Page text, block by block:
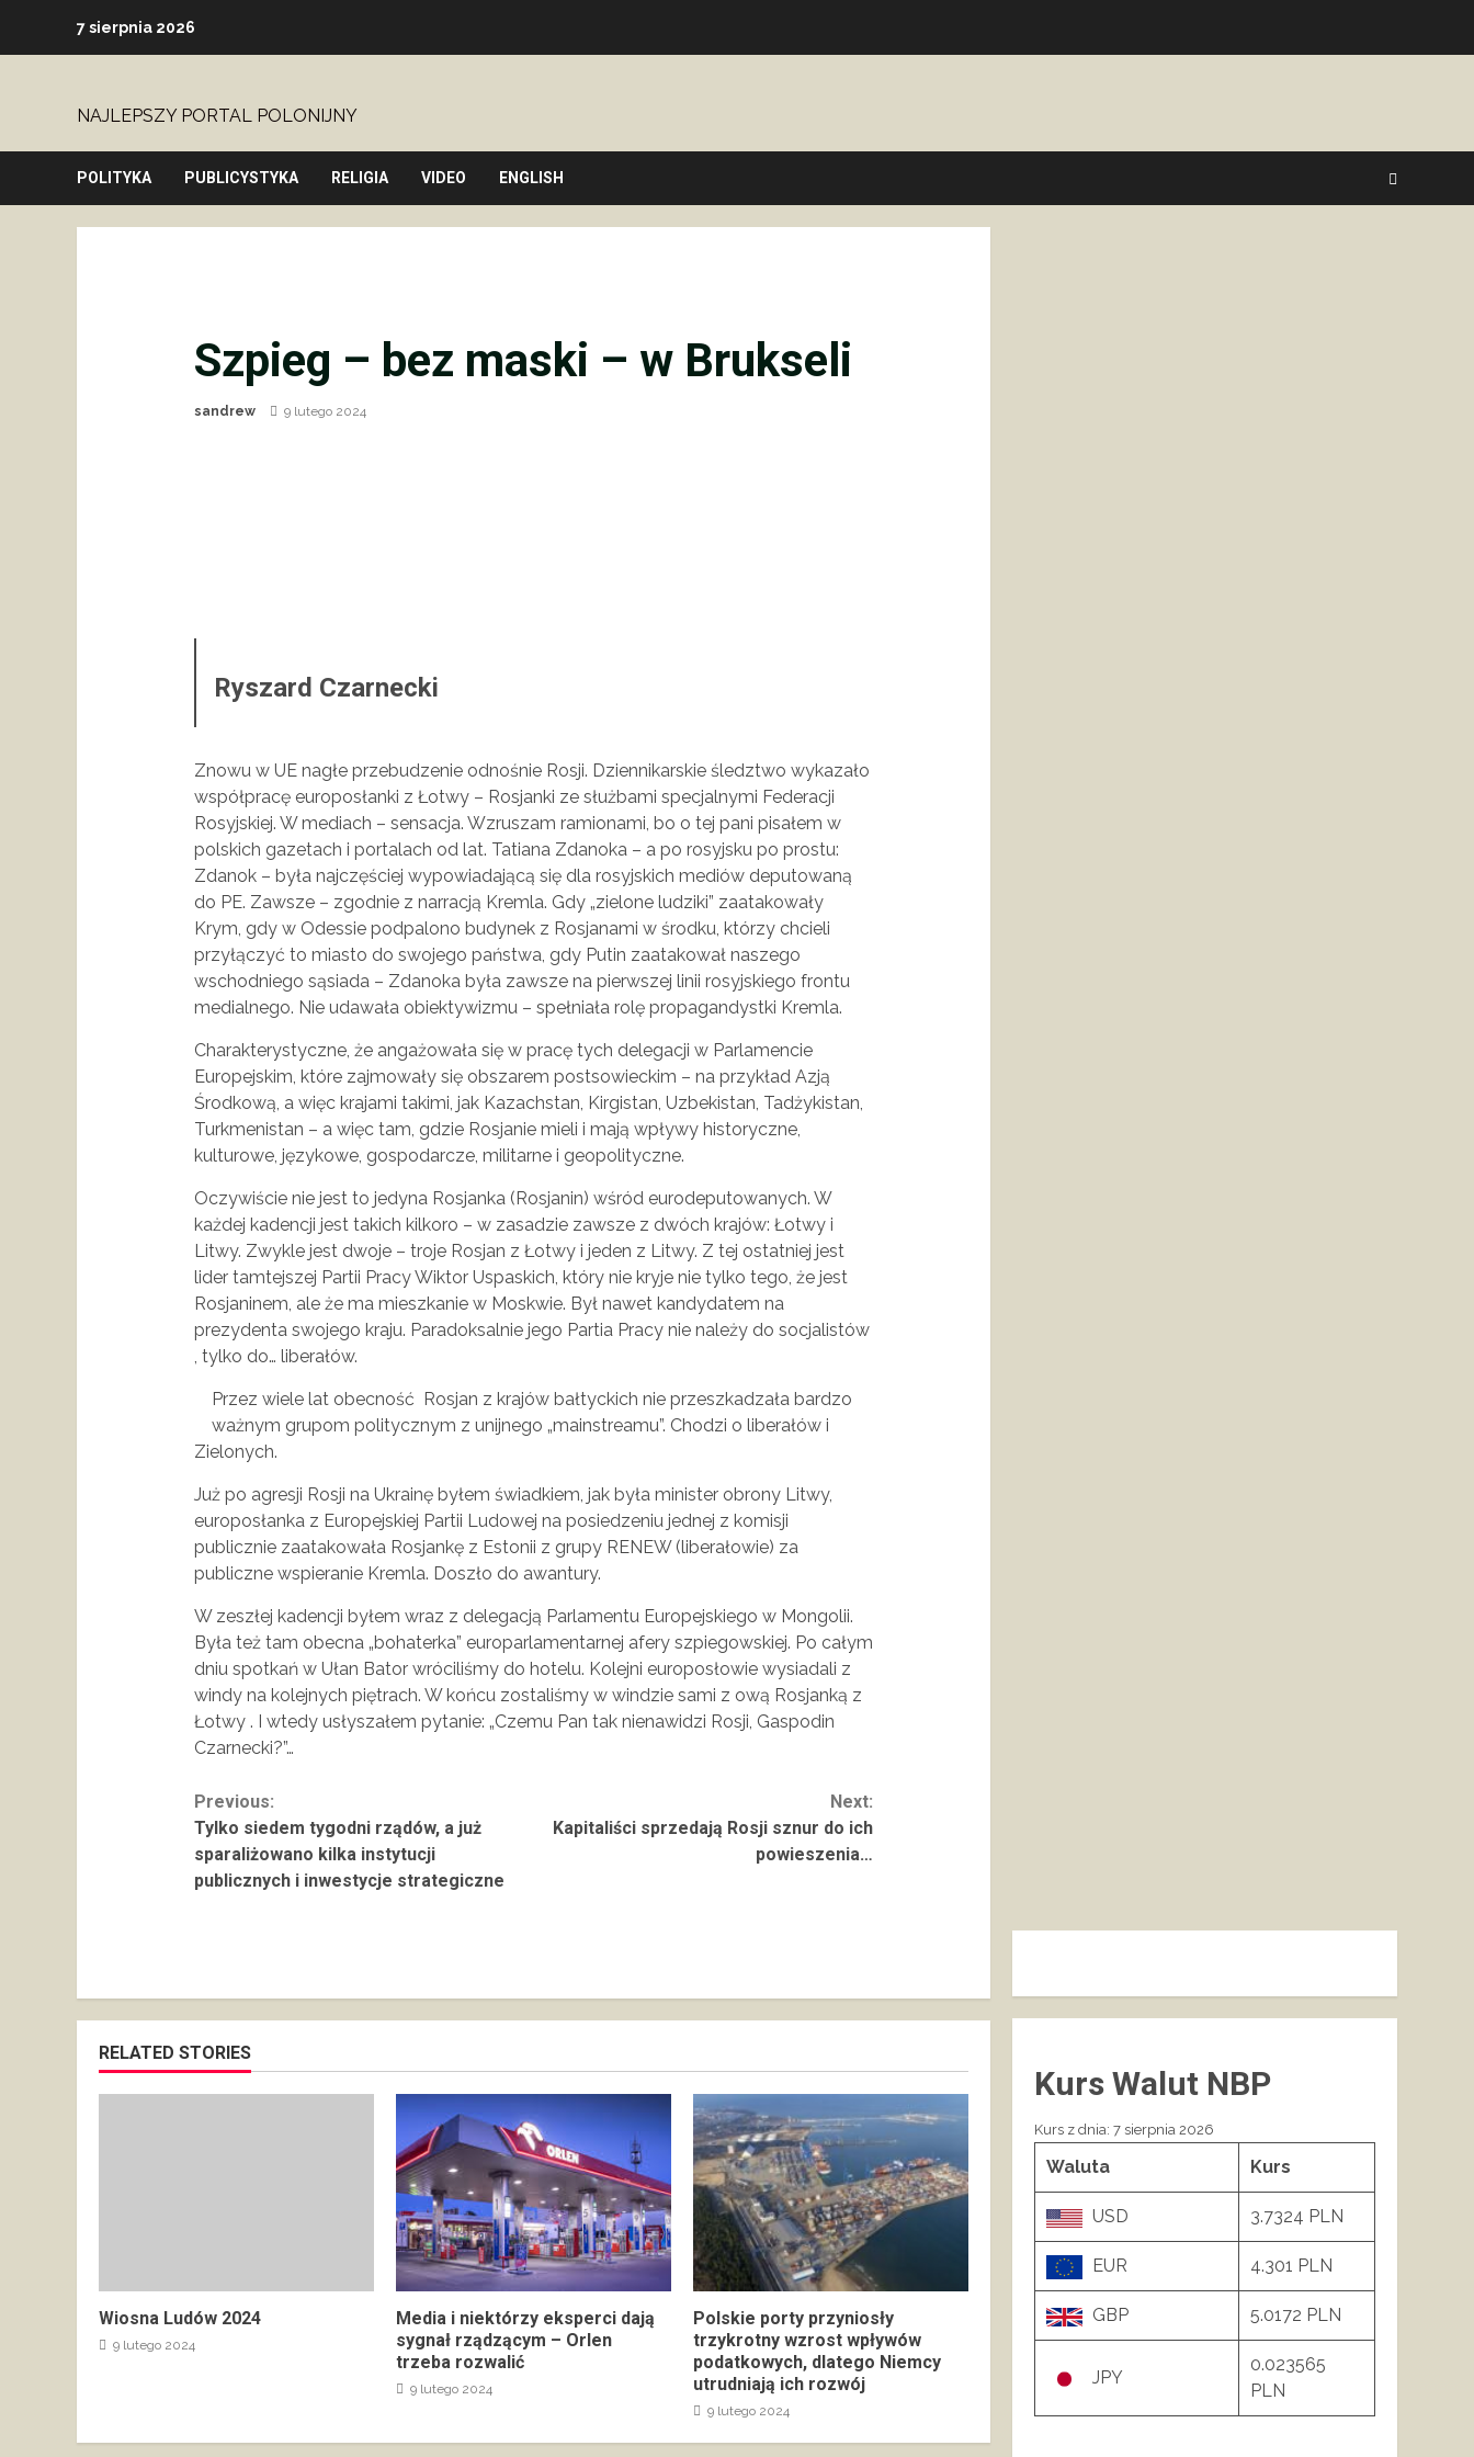
7 sierpnia 2026
NAJLEPSZY PORTAL POLONIJNY
POLITYKA PUBLICYSTYKA RELIGIA VIDEO ENGLISH
Szpieg – bez maski – w Brukseli
sandrew 9 lutego 2024
Ryszard Czarnecki
Znowu w UE nagłe przebudzenie odnośnie Rosji. Dziennikarskie śledztwo wykazało
współpracę europosłanki z Łotwy – Rosjanki ze służbami specjalnymi Federacji
Rosyjskiej. W mediach – sensacja. Wzruszam ramionami, bo o tej pani pisałem w
polskich gazetach i portalach od lat. Tatiana Zdanoka – a po rosyjsku po prostu:
Zdanok – była najczęściej wypowiadającą się dla rosyjskich mediów deputowaną
do PE. Zawsze – zgodnie z narracją Kremla. Gdy „zielone ludziki” zaatakowały
Krym, gdy w Odessie podpalono budynek z Rosjanami w środku, którzy chcieli
przyłączyć to miasto do swojego państwa, gdy Putin zaatakował naszego
wschodniego sąsiada – Zdanoka była zawsze na pierwszej linii rosyjskiego frontu
medialnego. Nie udawała obiektywizmu – spełniała rolę propagandystki Kremla.
Charakterystyczne, że angażowała się w pracę tych delegacji w Parlamencie
Europejskim, które zajmowały się obszarem postsowieckim – na przykład Azją
Środkową, a więc krajami takimi, jak Kazachstan, Kirgistan, Uzbekistan, Tadżykistan,
Turkmenistan – a więc tam, gdzie Rosjanie mieli i mają wpływy historyczne,
kulturowe, językowe, gospodarcze, militarne i geopolityczne.
Oczywiście nie jest to jedyna Rosjanka (Rosjanin) wśród eurodeputowanych. W
każdej kadencji jest takich kilkoro – w zasadzie zawsze z dwóch krajów: Łotwy i
Litwy. Zwykle jest dwoje – troje Rosjan z Łotwy i jeden z Litwy. Z tej ostatniej jest
lider tamtejszej Partii Pracy Wiktor Uspaskich, który nie kryje nie tylko tego, że jest
Rosjaninem, ale że ma mieszkanie w Moskwie. Był nawet kandydatem na
prezydenta swojego kraju. Paradoksalnie jego Partia Pracy nie należy do socjalistów
, tylko do… liberałów.
Przez wiele lat obecność Rosjan z krajów bałtyckich nie przeszkadzała bardzo
ważnym grupom politycznym z unijnego „mainstreamu”. Chodzi o liberałów i
Zielonych.
Już po agresji Rosji na Ukrainę byłem świadkiem, jak była minister obrony Litwy,
europosłanka z Europejskiej Partii Ludowej na posiedzeniu jednej z komisji
publicznie zaatakowała Rosjankę z Estonii z grupy RENEW (liberałowie) za
publiczne wspieranie Kremla. Doszło do awantury.
W zeszłej kadencji byłem wraz z delegacją Parlamentu Europejskiego w Mongolii.
Była też tam obecna „bohaterka” europarlamentarnej afery szpiegowskiej. Po całym
dniu spotkań w Ułan Bator wróciliśmy do hotelu. Kolejni europosłowie wysiadali z
windy na kolejnych piętrach. W końcu zostaliśmy w windzie sami z ową Rosjanką z
Łotwy . I wtedy usłyszałem pytanie: „Czemu Pan tak nienawidzi Rosji, Gaspodin
Czarnecki?”…
Continue
Reading
Previous:
Tylko siedem tygodni rządów, a już
sparaliżowano kilka instytucji
publicznych i inwestycje strategiczne
Next:
Kapitaliści sprzedają Rosji sznur do ich
powieszenia…
RELATED STORIES
Wiosna Ludów 2024
9 lutego 2024
Media i niektórzy eksperci dają
sygnał rządzącym – Orlen
trzeba rozwalić
9 lutego 2024
Polskie porty przyniosły
trzykrotny wzrost wpływów
podatkowych, dlatego Niemcy
utrudniają ich rozwój
9 lutego 2024
Kurs Walut NBP
Kurs z dnia: 7 sierpnia 2026
Waluta Kurs
USD 3.7324 PLN
EUR 4.301 PLN
GBP 5.0172 PLN
JPY
0.023565
PLN